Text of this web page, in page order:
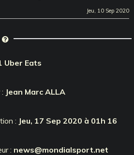
Jeu, 10 Sep 2020
Uber Eats
Jean Marc ALLA
: Jeu, 17 Sep 2020 à 01h 16
: news@mondialsport.net